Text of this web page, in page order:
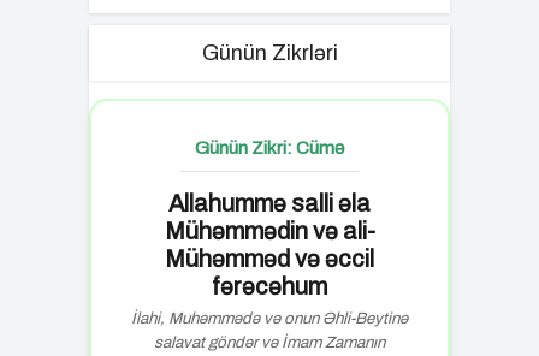
Günün Zikrləri
Günün Zikri: Cümə
Allahummə salli əla
Mühəmmədin və ali-
Mühəmməd və əccil
fərəcəhum
İlahi, Muhəmmədə və onun Əhli-Beytinə
salavat göndər və İmam Zamanın